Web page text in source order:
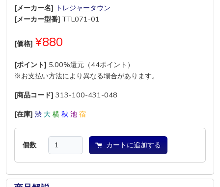
[メーカー名] トレジャータウン
[メーカー型番] TTL071-01
[価格] ¥880
[ポイント] 5.00%還元（44ポイント）
※お支払い方法により異なる場合があります。
[商品コード] 313-100-431-048
[在庫] 渋 大 横 秋 池 宿
個数 カートに追加する